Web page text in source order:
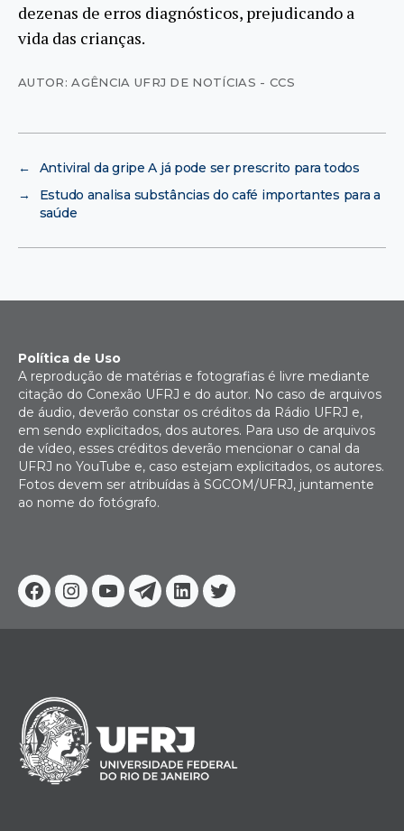
dezenas de erros diagnósticos, prejudicando a
vida das crianças.
AUTOR: AGÊNCIA UFRJ DE NOTÍCIAS - CCS
←
Antiviral da gripe A já pode ser prescrito para todos
→
Estudo analisa substâncias do café importantes para a
saúde
Facebook
Instagram
YoutubeTelegram
Linkedin
Twitter
Política de Uso
A reprodução de matérias e fotografias é livre mediante
citação do Conexão UFRJ e do autor. No caso de arquivos
de áudio, deverão constar os créditos da Rádio UFRJ e,
em sendo explicitados, dos autores. Para uso de arquivos
de vídeo, esses créditos deverão mencionar o canal da
UFRJ no YouTube e, caso estejam explicitados, os autores.
Fotos devem ser atribuídas à SGCOM/UFRJ, juntamente
ao nome do fotógrafo.